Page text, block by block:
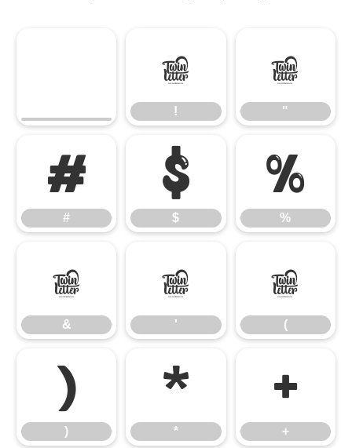
!
!
"
"
#
#
$
$
%
%
&
&
'
'
(
(
)
)
*
*
+
+